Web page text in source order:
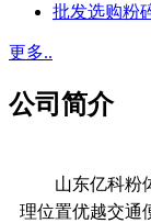
批发选购粉
更多..
公司简介
山东亿科粉体
理位置优越交通